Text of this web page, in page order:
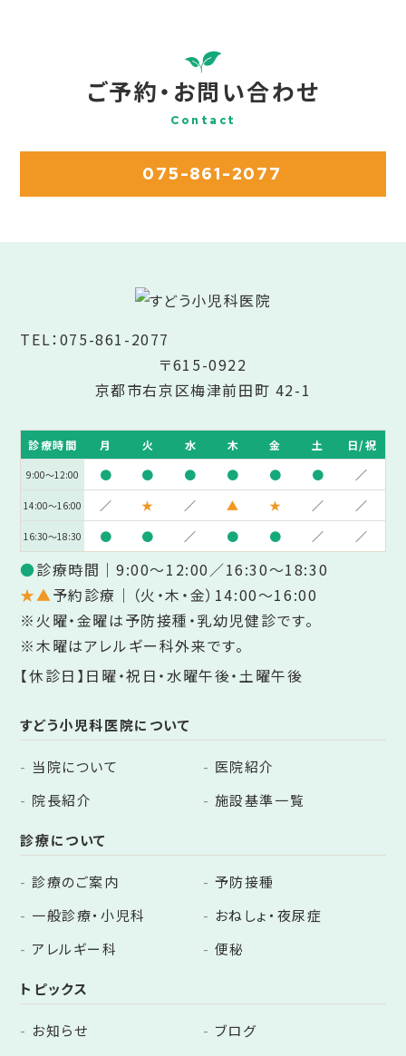
ご予約・お問い合わせ
Contact
075-861-2077
TEL： 075-861-2077
〒615-0922
京都市右京区梅津前田町 42-1
診療時間 月 火 水 木 金 土 日/祝
9:00～12:00 ● ● ● ● ● ● ／
14:00～16:00 ／ ★ ／ ▲ ★ ／ ／
16:30～18:30 ● ● ／ ● ● ／ ／
●診療時間｜9:00～12:00／16:30～18:30
★▲予約診療｜（火・木・金）14:00～16:00
※火曜・金曜は予防接種・乳幼児健診です。
※木曜はアレルギー科外来です。
【休診日】日曜・祝日・水曜午後・土曜午後
すどう小児科医院について
当院について
医院紹介
院長紹介
施設基準一覧
診療について
診療のご案内
予防接種
一般診療・小児科
おねしょ・夜尿症
アレルギー科
便秘
トピックス
お知らせ ブログ